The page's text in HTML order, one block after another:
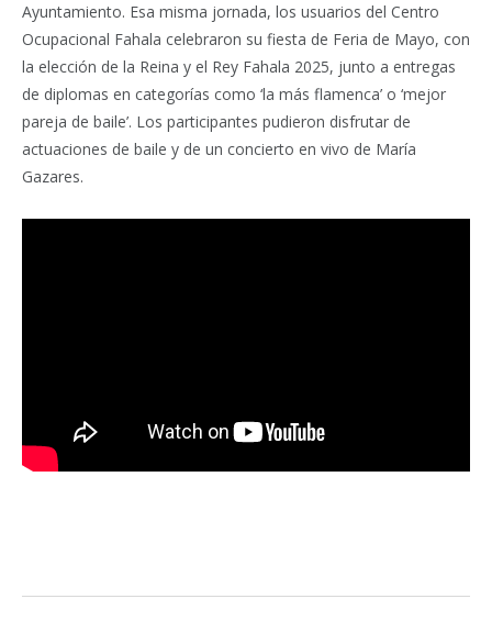
Ayuntamiento. Esa misma jornada, los usuarios del Centro
Ocupacional Fahala celebraron su fiesta de Feria de Mayo, con
la elección de la Reina y el Rey Fahala 2025, junto a entregas
de diplomas en categorías como ‘la más flamenca’ o ‘mejor
pareja de baile’. Los participantes pudieron disfrutar de
actuaciones de baile y de un concierto en vivo de María
Gazares.